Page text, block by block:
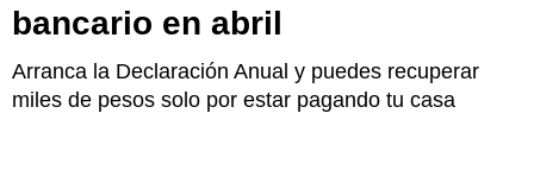
Vehículos
bancario en abril
Arranca la Declaración Anual y puedes recuperar
miles de pesos solo por estar pagando tu casa